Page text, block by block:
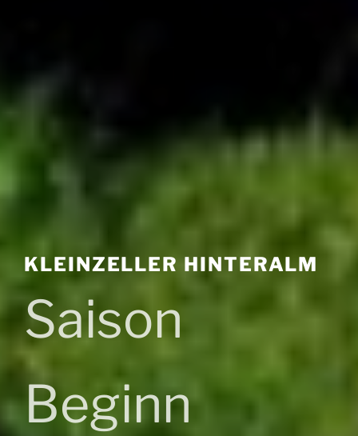
KLEINZELLER HINTERALM
Saison
Beginn